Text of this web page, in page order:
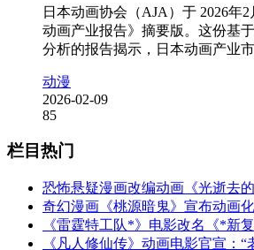
日本动画协会（AJA）于 2026年
动画产业报告》摘要版。这份基
分析的报告揭示，日本动画产业
动漫
2026-02-09
85
栏目热门
恐怖悬疑漫画改编动画《光逝去
奇幻漫画《桃源暗鬼》宣布动画
《雷霆特工队*》电影改名《*新
《凡人修仙传》动画电影官宣：“